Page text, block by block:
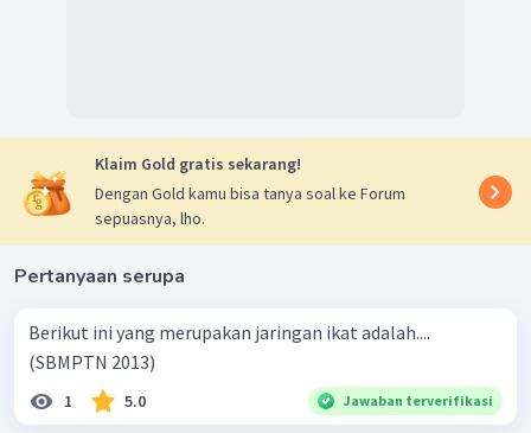
Klaim Gold gratis sekarang!
Dengan Gold kamu bisa tanya soal ke Forum
sepuasnya, lho.
Pertanyaan serupa
Berikut ini yang merupakan jaringan ikat adalah....
(SBMPTN 2013)
1 5.0 Jawaban terverifikasi